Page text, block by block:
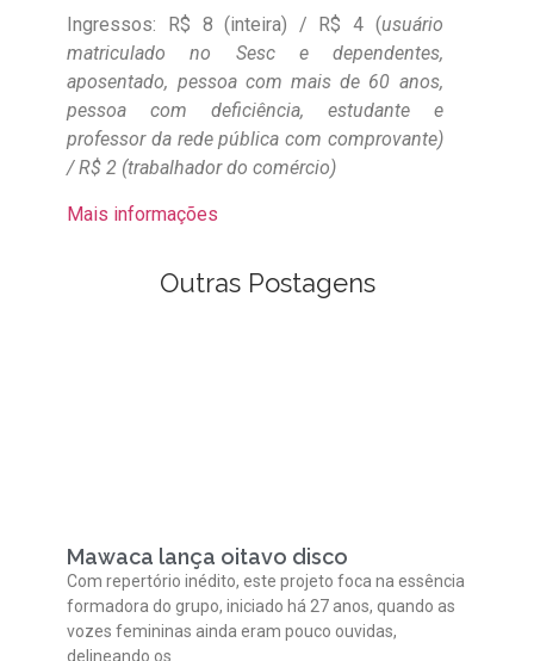
Ingressos: R$ 8 (inteira) / R$ 4 (usuário
matriculado no Sesc e dependentes,
aposentado, pessoa com mais de 60 anos,
pessoa com deficiência, estudante e
professor da rede pública com comprovante)
/R$ 2 (trabalhador do comércio)
Mais informações
Outras Postagens
Mawaca lança oitavo disco
Com repertório inédito, este projeto foca na essência
formadora do grupo, iniciado há 27 anos, quando as
vozes femininas ainda eram pouco ouvidas,
delineando os